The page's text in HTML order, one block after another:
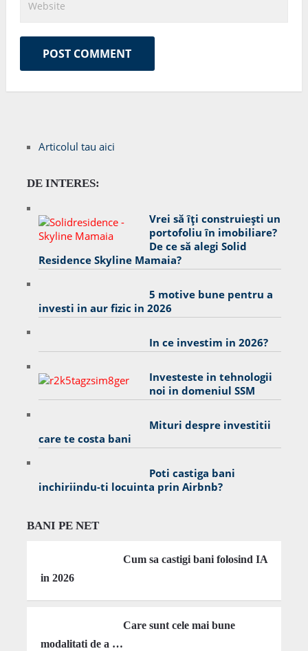
Articolul tau aici
DE INTERES:
Vrei să îți construiești un
portofoliu în imobiliare?
De ce să alegi Solid
Residence Skyline Mamaia?
5 motive bune pentru a
investi in aur fizic in 2026
In ce investim in 2026?
Investeste in tehnologii
noi in domeniul SSM
Mituri despre investitii
care te costa bani
Poti castiga bani
inchiriindu-ti locuinta prin Airbnb?
BANI PE NET
Cum sa castigi bani folosind IA
in 2026
Care sunt cele mai bune
modalitati de a …